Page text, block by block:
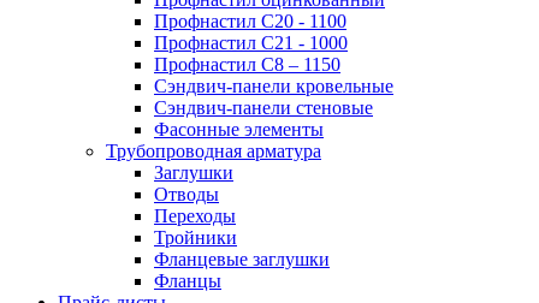
Профнастил С20 - 1100
Профнастил С21 - 1000
Профнастил С8 – 1150
Сэндвич-панели кровельные
Сэндвич-панели стеновые
Фасонные элементы
Трубопроводная арматура
Заглушки
Отводы
Переходы
Тройники
Фланцевые заглушки
Фланцы